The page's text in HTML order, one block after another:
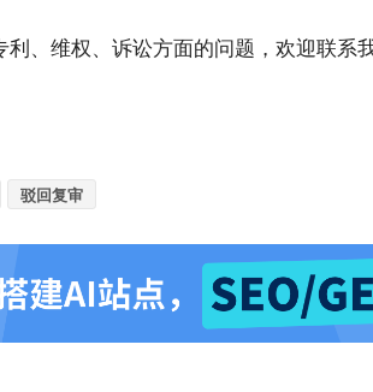
利、维权、诉讼方面的问题，欢迎联系
驳回复审